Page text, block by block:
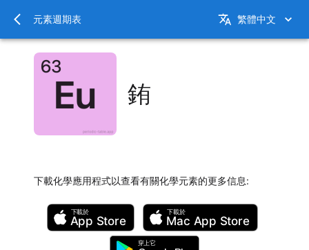
元素週期表 繁體中文
銪
下載化學應用程式以查看有關化學元素的更多信息:
下載於
App Store
下載於
Mac App Store
穿上它